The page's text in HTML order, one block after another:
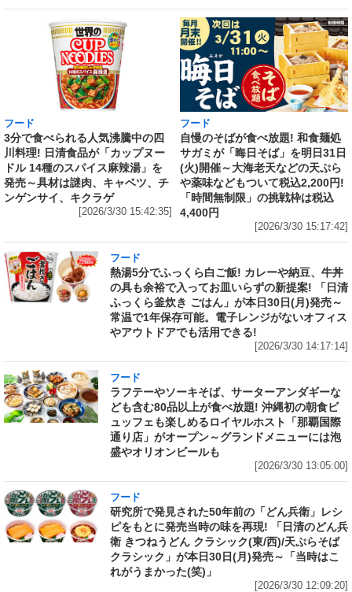
フード
3分で食べられる人気沸騰中の四
川料理! 日清食品が「カップヌー
ドル 14種のスパイス麻辣湯」を
発売～具材は謎肉、キャベツ、チ
ンゲンサイ、キクラゲ
[2026/3/30 15:42:35]
フード
自慢のそばが食べ放題! 和食麺処
サガミが「晦日そば」を明日31日
(火)開催～大海老天などの天ぷら
や薬味などもついて税込2,200円!
「時間無制限」の挑戦枠は税込
4,400円
[2026/3/30 15:17:42]
フード
熱湯5分でふっくら白ご飯! カレーや納豆、牛丼
の具も余裕で入ってお皿いらずの新提案! 「日清
ふっくら釜炊き ごはん」が本日30日(月)発売～
常温で1年保存可能。電子レンジがないオフィス
やアウトドアでも活用できる!
[2026/3/30 14:17:14]
フード
ラフテーやソーキそば、サーターアンダギーな
ども含む80品以上が食べ放題! 沖縄初の朝食ビ
ュッフェも楽しめるロイヤルホスト「那覇国際
通り店」がオープン～グランドメニューには泡
盛やオリオンビールも
[2026/3/30 13:05:00]
フード
研究所で発見された50年前の「どん兵衛」レシ
ピをもとに発売当時の味を再現! 「日清のどん兵
衛 きつねうどん クラシック(東/西)/天ぷらそば
クラシック」が本日30日(月)発売～「当時はこ
れがうまかった(笑)」
[2026/3/30 12:09:20]